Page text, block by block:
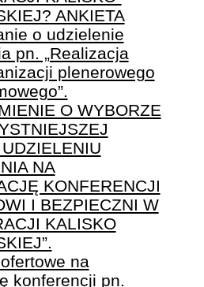
ANKIETA
o udzielenie
pn. „Realizacja
plenerowego
O WYBORZE
NA
KONFERENCJI
I BEZPIECZNI W
KALISKO
na
konferencji pn.